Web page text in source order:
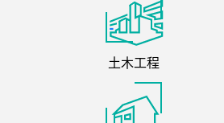
土木工程